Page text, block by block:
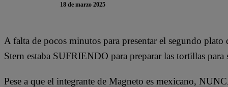
18 de marzo 2025
A falta de pocos minutos para presentar el segundo
Stern estaba SUFRIENDO para preparar las tortillas para
Pese a que el integrante de Magneto es mexicano,